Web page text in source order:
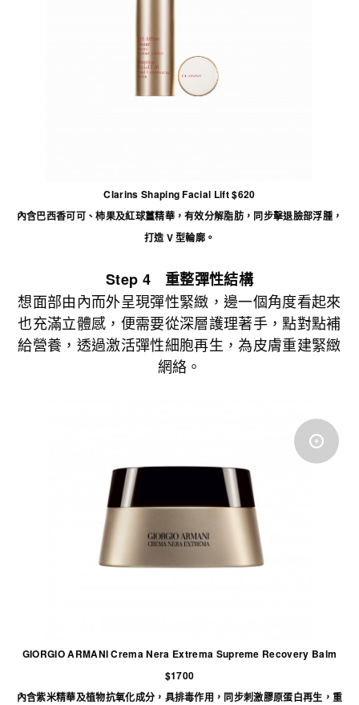
Clarins Shaping Facial Lift $620
內含巴西香可可、柿果及紅球薑精華，有效分解脂肪，同步擊退臉部浮腫，
打造 V 型輪廓。
Step 4 重整彈性結構
想面部由內而外呈現彈性緊緻，邊一個角度看起來
也充滿立體感，便需要從深層護理著手，點對點補
給營養，透過激活彈性細胞再生，為皮膚重建緊緻
網絡。
GIORGIO ARMANI Crema Nera Extrema Supreme Recovery Balm
$1700
內含紫米精華及植物抗氧化成分，具排毒作用，同步刺激膠原蛋白再生，重